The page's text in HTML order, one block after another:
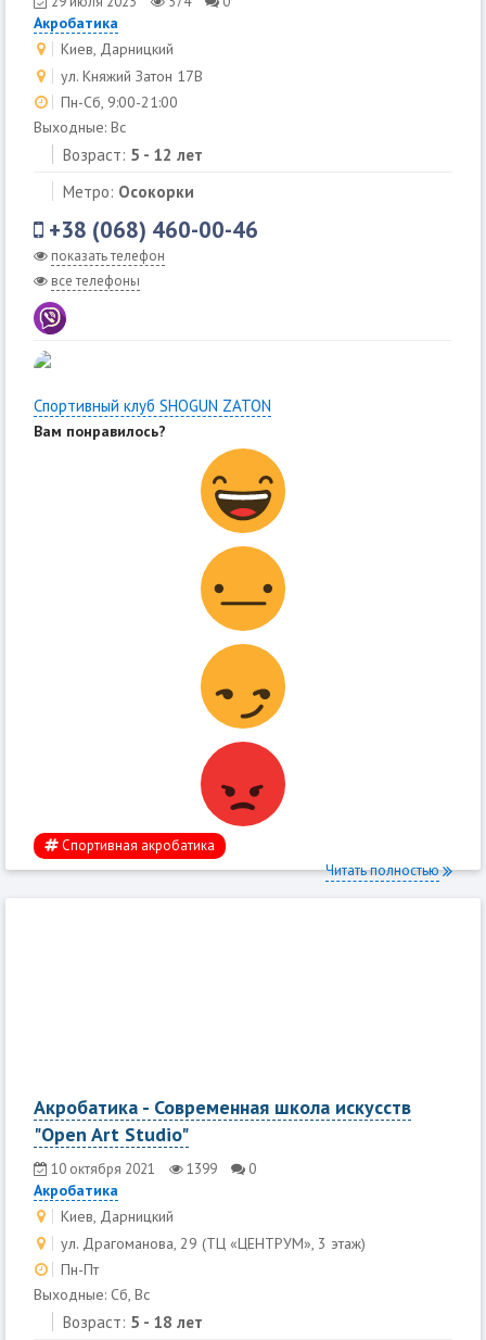
Акробатика
Киев, Дарницкий
ул. Княжий Затон 17В
Пн-Сб, 9:00-21:00
Выходные: Вс
Возраст: 5 - 12 лет
Метро: Осокорки
+38 (068) 460-00-46
показать телефон
все телефоны
Спортивный клуб SHOGUN ZATON
Вам понравилось?
Спортивная акробатика
Читать полностью
Акробатика - Современная школа искусств
"Open Art Studio"
10 октября 2021 1399 0
Акробатика
Киев, Дарницкий
ул. Драгоманова, 29 (ТЦ «‎‎ЦЕНТРУМ»‎, 3 этаж)
Пн-Пт
Выходные: Сб, Вс
Возраст: 5 - 18 лет